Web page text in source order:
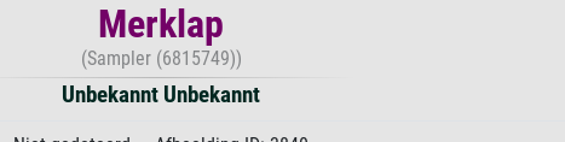
Merklap
(Sampler (6815749))
Unbekannt Unbekannt